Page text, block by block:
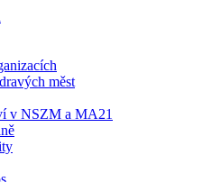
měst
v NSZM a MA21